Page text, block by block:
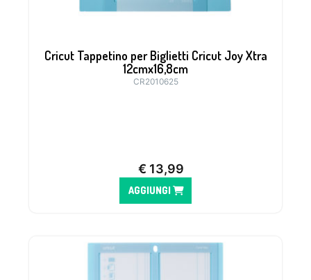
Cricut Tappetino per Biglietti Cricut Joy Xtra
12cmx16,8cm
CR2010625
€ 13,99
AGGIUNGI